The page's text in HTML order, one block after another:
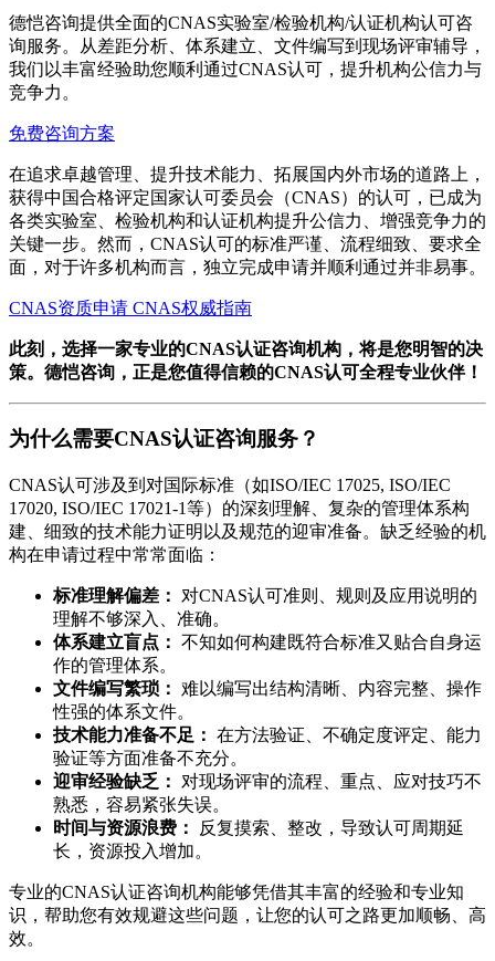
德恺咨询提供全面的CNAS实验室/检验机构/认证机构认可咨
询服务。从差距分析、体系建立、文件编写到现场评审辅导，
我们以丰富经验助您顺利通过CNAS认可，提升机构公信力与
竞争力。
免费咨询方案
在追求卓越管理、提升技术能力、拓展国内外市场的道路上，
获得中国合格评定国家认可委员会（CNAS）的认可，已成为
各类实验室、检验机构和认证机构提升公信力、增强竞争力的
关键一步。然而，CNAS认可的标准严谨、流程细致、要求全
面，对于许多机构而言，独立完成申请并顺利通过并非易事。
CNAS资质申请 CNAS权威指南
此刻，选择一家专业的CNAS认证咨询机构，将是您明智的决
策。德恺咨询，正是您值得信赖的CNAS认可全程专业伙伴！
为什么需要CNAS认证咨询服务？
CNAS认可涉及到对国际标准（如ISO/IEC 17025, ISO/IEC
17020, ISO/IEC 17021-1等）的深刻理解、复杂的管理体系构
建、细致的技术能力证明以及规范的迎审准备。缺乏经验的机
构在申请过程中常常面临：
标准理解偏差：
对CNAS认可准则、规则及应用说明的
理解不够深入、准确。
体系建立盲点： 不知如何构建既符合标准又贴合自身运
作的管理体系。
文件编写繁琐： 难以编写出结构清晰、内容完整、操作
性强的体系文件。
技术能力准备不足： 在方法验证、不确定度评定、能力
验证等方面准备不充分。
迎审经验缺乏：
对现场评审的流程、重点、应对技巧不
熟悉，容易紧张失误。
时间与资源浪费：
反复摸索、整改，导致认可周期延
长，资源投入增加。
专业的CNAS认证咨询机构能够凭借其丰富的经验和专业知
识，帮助您有效规避这些问题，让您的认可之路更加顺畅、高
效。